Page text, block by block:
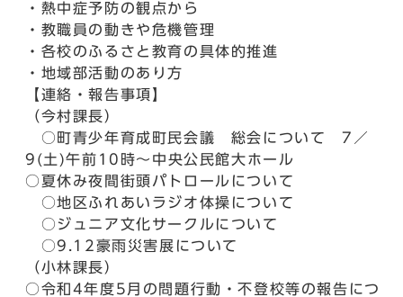
・熱中症予防の観点から
・教職員の動きや危機管理
・各校のふるさと教育の具体的推進
・地域部活動のあり方
【連絡・報告事項】
（今村課長）
○町青少年育成町民会議 総会について 7／
9(土)午前10時～中央公民館大ホール
○夏休み夜間街頭パトロールについて
○地区ふれあいラジオ体操について
○ジュニア文化サークルについて
○9.12豪雨災害展について
（小林課長）
○令和4年度5月の問題行動・不登校等の報告につ